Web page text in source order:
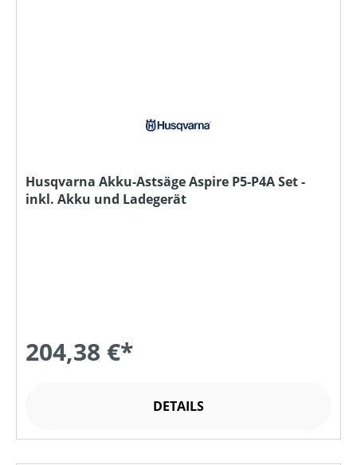
Husqvarna Akku-Astsäge Aspire P5-P4A Set -
inkl. Akku und Ladegerät
204,38 €*
DETAILS